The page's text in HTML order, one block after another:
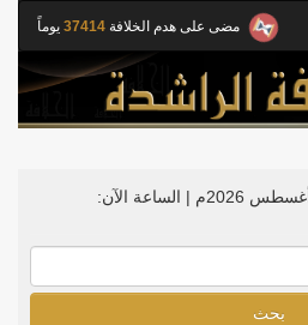
مضى على هدم الخلافة 37414 يوماً
الساعة الآن:
بحث